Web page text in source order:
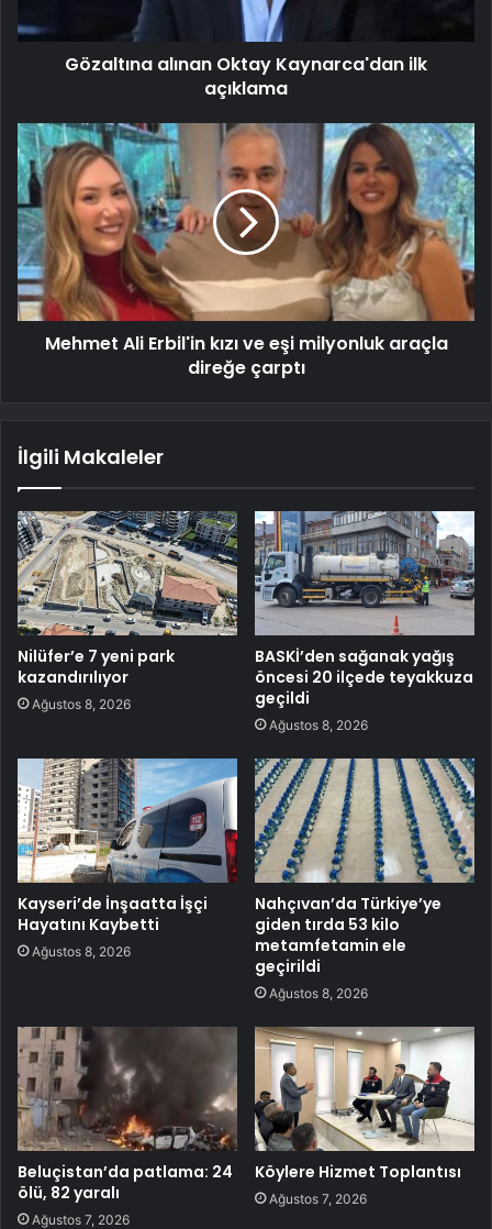
Gözaltına alınan Oktay Kaynarca'dan ilk
açıklama
Mehmet Ali Erbil'in kızı ve eşi milyonluk araçla
direğe çarptı
İlgili Makaleler
Nilüfer’e 7 yeni park
kazandırılıyor
Ağustos 8, 2026
BASKİ’den sağanak yağış
öncesi 20 ilçede teyakkuza
geçildi
Ağustos 8, 2026
Kayseri’de İnşaatta İşçi
Hayatını Kaybetti
Ağustos 8, 2026
Nahçıvan’da Türkiye’ye
giden tırda 53 kilo
metamfetamin ele
geçirildi
Ağustos 8, 2026
Beluçistan’da patlama: 24
ölü, 82 yaralı
Ağustos 7, 2026
Köylere Hizmet Toplantısı
Ağustos 7, 2026